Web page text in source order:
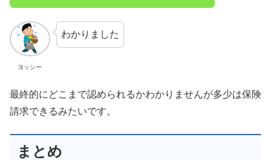
ヨッシー
わかりました
最終的にどこまで認められるかわかりませんが多少は保険
請求できるみたいです。
まとめ